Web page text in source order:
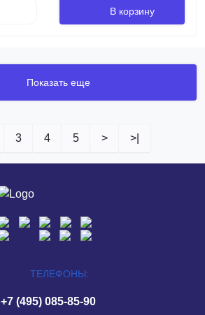
В корзину
Показать еще
3 4 5 > >|
ТЕЛЕФОНЫ:
+7 (495) 085-85-90